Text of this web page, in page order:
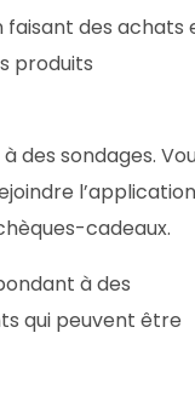
des achats
produits
des sondages.
cadeaux.
à des
qui peuvent être